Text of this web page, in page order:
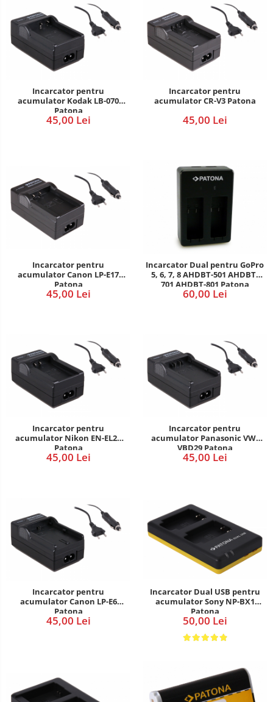
Incarcator pentru
acumulator Kodak LB-070
Patona
45,00 Lei
Incarcator pentru
acumulator CR-V3 Patona
45,00 Lei
Incarcator pentru
acumulator Canon LP-E17
Patona
45,00 Lei
Incarcator Dual pentru GoPro
5, 6, 7, 8 AHDBT-501 AHDBT-
701 AHDBT-801 Patona
60,00 Lei
Incarcator pentru
acumulator Nikon EN-EL24
Patona
45,00 Lei
Incarcator pentru
acumulator Panasonic VW-
VBD29 Patona
45,00 Lei
Incarcator pentru
acumulator Canon LP-E6
Patona
45,00 Lei
Incarcator Dual USB pentru
acumulator Sony NP-BX1
Patona
50,00 Lei